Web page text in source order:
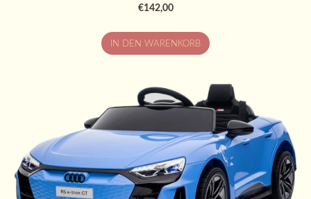
€142,00
IN DEN WARENKORB